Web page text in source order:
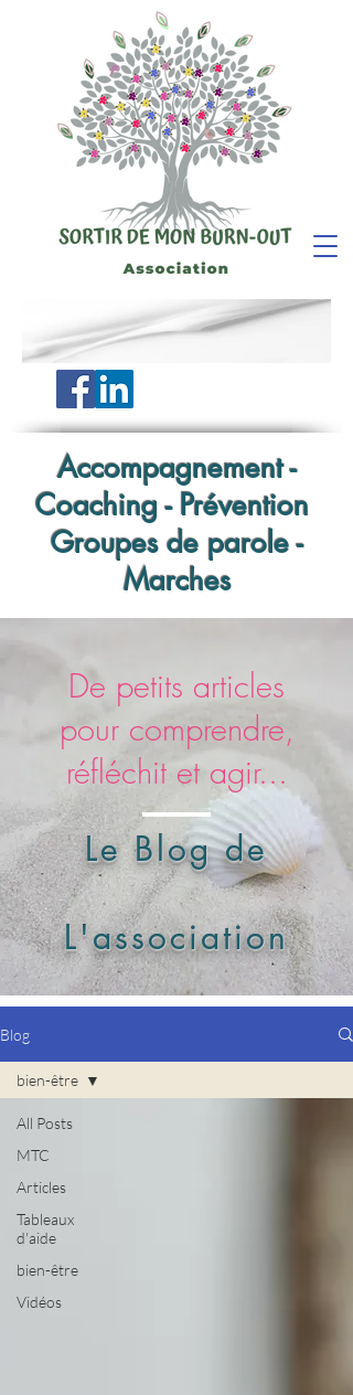
Accompagnement -
Coaching - Prévention
Groupes de parole -
Marches
De petits articles
pour comprendre,
réfléchit et agir...
Le Blog de
L'association
Blog
All Posts
MTC
Articles
Tableaux
d'aide
bien-être
Vidéos
bien-être